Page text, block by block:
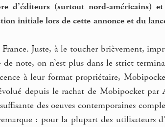
d’éditeurs (surtout nord-américains)
initiale lors de cette annonce et du
Juste, à le toucher brièvement,
note, on n’est plus dans le strict
à leur format propriétaire,
depuis le rachat de Mobipocket par
des oeuves contemporaines
: pour la plupart des utilisateurs